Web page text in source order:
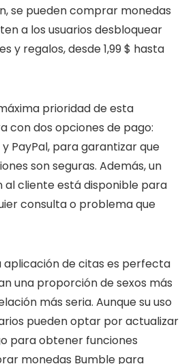
se pueden comprar monedas
a los usuarios desbloquear
y regalos, desde 1,99 $ hasta
prioridad de esta
con dos opciones de pago:
PayPal, para garantizar que
son seguras. Además, un
al cliente está disponible para
consulta o problema que
aplicación de citas es perfecta
una proporción de sexos más
más seria. Aunque su uso
pueden optar por actualizar
para obtener funciones
monedas Bumble para